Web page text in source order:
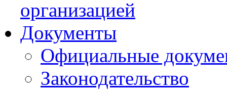
организацией
Документы
Официальные
Законодательство